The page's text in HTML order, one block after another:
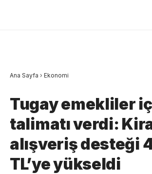
Ana Sayfa › Ekonomi
Tugay emekliler
talimatı verdi:
alışveriş desteği
TL’ye yükseldi